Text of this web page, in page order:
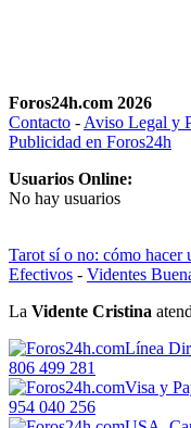
Foros24h.com 2026
Contacto - Aviso Legal y
Publicidad en Foros24h
Usuarios Online:
No hay usuarios
Tarot sí o no: cómo hacer
Efectivos - Videntes
La Vidente Cristina
Línea
806 499 281
Visa y
954 040 256